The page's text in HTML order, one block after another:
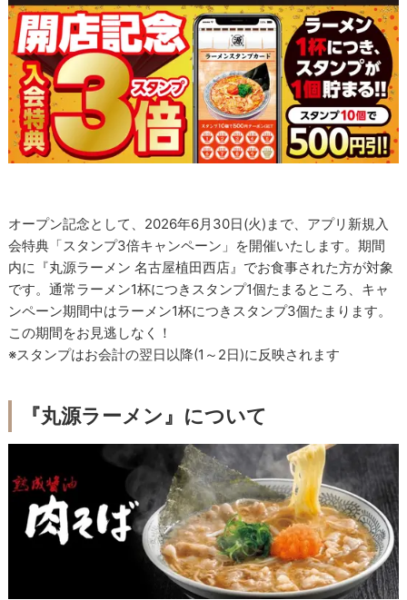
オープン記念として、2026年6月30日(火)まで、アプリ新規入
会特典「スタンプ3倍キャンペーン」を開催いたします。期間
内に『丸源ラーメン 名古屋植田西店』でお食事された方が対象
です。通常ラーメン1杯につきスタンプ1個たまるところ、キャ
ンペーン期間中はラーメン1杯につきスタンプ3個たまります。
この期間をお見逃しなく！
※スタンプはお会計の翌日以降(1～2日)に反映されます
『丸源ラーメン』について